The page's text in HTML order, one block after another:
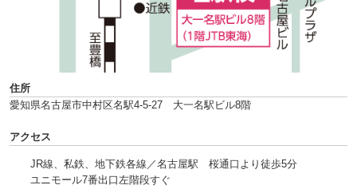
住所
愛知県名古屋市中村区名駅4-5-27 大一名駅ビル8階
アクセス
JR線、私鉄、地下鉄各線／名古屋駅 桜通口より徒歩5分
ユニモール7番出口左階段すぐ